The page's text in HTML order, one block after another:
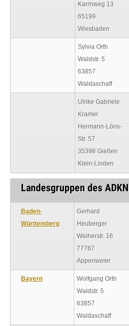
Karrnweg 13
65199
Wiesbaden
Sylvia Orth
Waldstr. 5
63857
Waldaschaff
Ulrike Gabriele
Kramer
Hermann-Löns-
Str. 57
35398 Gießen
Klein-Linden
Landesgruppen des ADKN
Baden-
Württemberg
Gerhard
Heuberger
Weiherstr. 16
77767
Appenweier
Bayern
Wolfgang Orth
Waldstr. 5
63857
Waldaschaff